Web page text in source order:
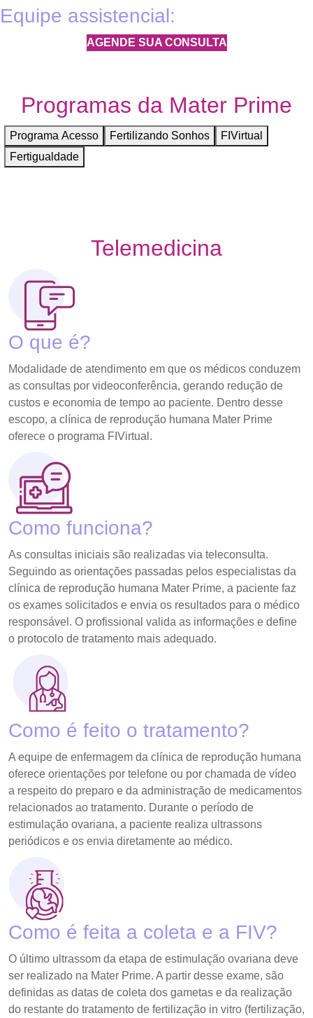
Equipe assistencial:
AGENDE SUA CONSULTA
Programas da Mater Prime
Programa Acesso Fertilizando Sonhos
FIVirtual
Fertigualdade
Telemedicina
O que é?
Modalidade de atendimento em que os médicos conduzem
as consultas por videoconferência, gerando redução de
custos e economia de tempo ao paciente. Dentro desse
escopo, a clínica de reprodução humana Mater Prime
oferece o programa FIVirtual.
Como funciona?
As consultas iniciais são realizadas via teleconsulta.
Seguindo as orientações passadas pelos especialistas da
clínica de reprodução humana Mater Prime, a paciente faz
os exames solicitados e envia os resultados para o médico
responsável. O profissional valida as informações e define
o protocolo de tratamento mais adequado.
Como é feito o tratamento?
A equipe de enfermagem da clínica de reprodução humana
oferece orientações por telefone ou por chamada de vídeo
a respeito do preparo e da administração de medicamentos
relacionados ao tratamento. Durante o período de
estimulação ovariana, a paciente realiza ultrassons
periódicos e os envia diretamente ao médico.
Como é feita a coleta e a FIV?
O último ultrassom da etapa de estimulação ovariana deve
ser realizado na Mater Prime. A partir desse exame, são
definidas as datas de coleta dos gametas e da realização
do restante do tratamento de fertilização in vitro (fertilização,